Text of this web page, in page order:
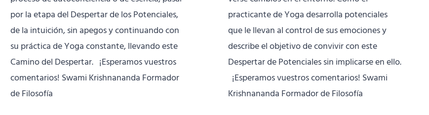
por la etapa del Despertar de los Potenciales,
de la intuición, sin apegos y continuando con
su práctica de Yoga constante, llevando este
Camino del Despertar. ¡Esperamos vuestros
comentarios! Swami Krishnananda Formador
de Filosofía
practicante de Yoga desarrolla potenciales
que le llevan al control de sus emociones y
describe el objetivo de convivir con este
Despertar de Potenciales sin implicarse en ello.
¡Esperamos vuestros comentarios! Swami
Krishnananda Formador de Filosofía